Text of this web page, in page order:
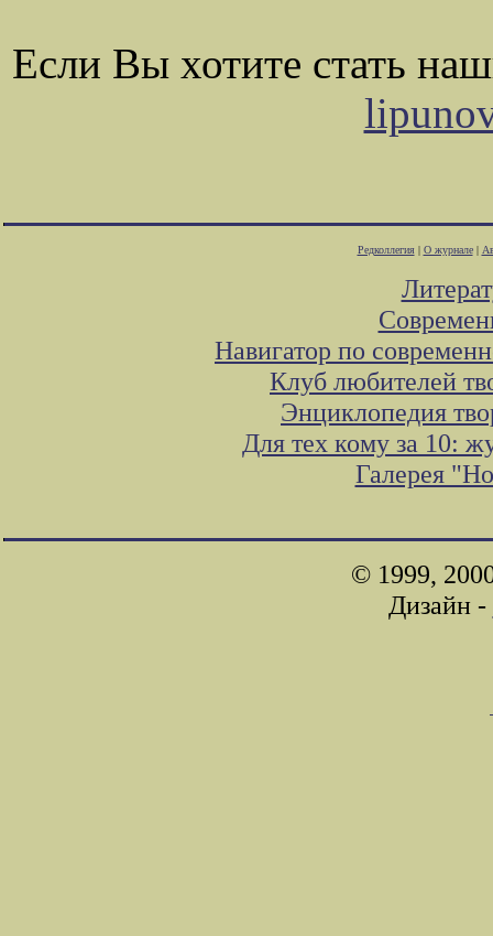
Если Вы хотите стать
Редколлегия| О журнале|
Навигатор по
Клуб любителей
Энциклопедия
Для тех кому за 10:
Галерея
© 1999,
Дизайн -